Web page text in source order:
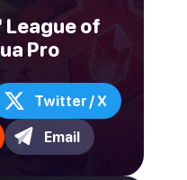
of
Pro
Twitter / X
Email